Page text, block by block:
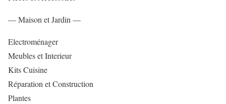
— Maison et Jardin —
Electroménager
Meubles et Interieur
Kits Cuisine
Réparation et Construction
Plantes